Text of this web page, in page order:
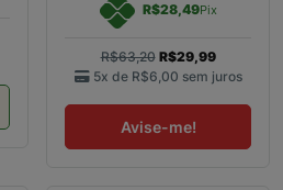
R$28,49Pix
R$63,20 R$29,99
5x de R$6,00 sem juros
Avise-me!